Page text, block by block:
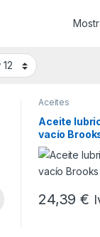
Aceites
Aceite
vacío
24,39€